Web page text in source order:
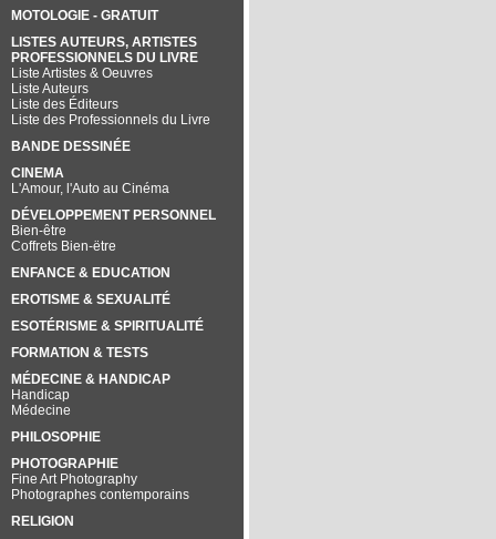
MOTOLOGIE - GRATUIT
LISTES AUTEURS, ARTISTES
PROFESSIONNELS DU LIVRE
Liste Artistes & Oeuvres
Liste Auteurs
Liste des Éditeurs
Liste des Professionnels du Livre
BANDE DESSINÉE
CINEMA
L'Amour, l'Auto au Cinéma
DÉVELOPPEMENT PERSONNEL
Bien-être
Coffrets Bien-ëtre
ENFANCE & EDUCATION
EROTISME & SEXUALITÉ
ESOTÉRISME & SPIRITUALITÉ
FORMATION & TESTS
MÉDECINE & HANDICAP
Handicap
Médecine
PHILOSOPHIE
PHOTOGRAPHIE
Fine Art Photography
Photographes contemporains
RELIGION